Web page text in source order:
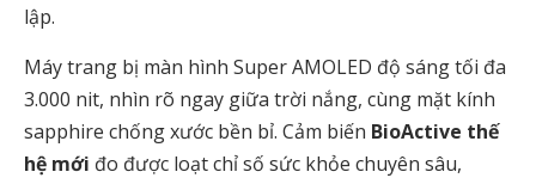
lập.
Máy trang bị màn hình Super AMOLED độ sáng tối đa
3.000 nit, nhìn rõ ngay giữa trời nắng, cùng mặt kính
sapphire chống xước bền bỉ. Cảm biến BioActive thế
hệ mới đo được loạt chỉ số sức khỏe chuyên sâu,